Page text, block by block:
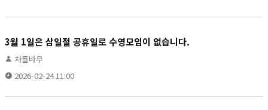
3월 1일은 삼일절 공휴일로 수영모임이 없습니다.
차돌바우
2026-02-24 11:00